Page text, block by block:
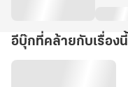
อีบุ๊กที่คล้ายกับเรื่องนี้